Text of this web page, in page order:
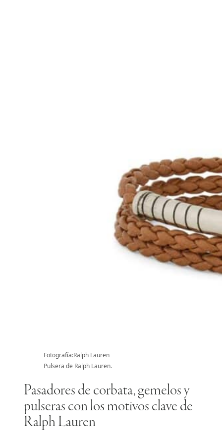
Fotografía:Ralph Lauren
Pulsera de Ralph Lauren.
Pasadores de corbata, gemelos y
pulseras con los motivos clave de
Ralph Lauren